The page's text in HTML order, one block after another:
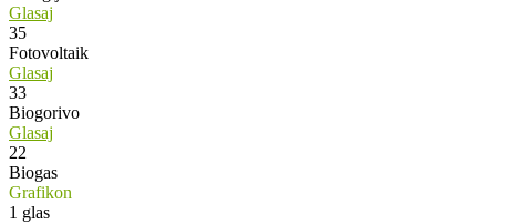
Glasaj
35
Fotovoltaik
Glasaj
33
Biogorivo
Glasaj
22
Biogas
Grafikon
1 glas